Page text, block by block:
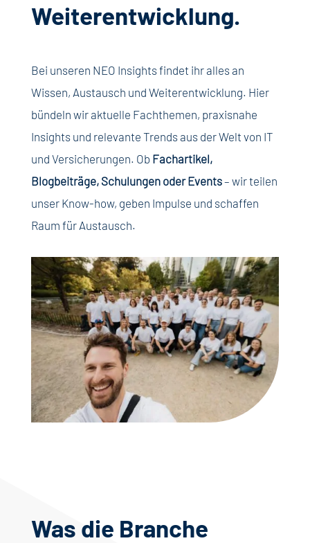
Weiterentwicklung.
Bei unseren NEO Insights findet ihr alles an
Wissen, Austausch und Weiterentwicklung. Hier
bündeln wir aktuelle Fachthemen, praxisnahe
Insights und relevante Trends aus der Welt von IT
und Versicherungen. Ob Fachartikel,
Blogbeiträge, Schulungen oder Events– wir teilen
unser Know-how, geben Impulse und schaffen
Raum für Austausch.
Was die Branche